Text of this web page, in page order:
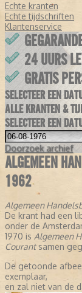
Echte kranten
Echte tijdschriften
Klantenservice
24 UURS
GRATIS
SELECTEER EEN
ALLE KRANTEN &
SELECTEER EEN
Doorzoek archief
ALGEMEEN
1962
Algemeen
De krant had een
onder de
1970 is Algemeen
Courantsamen
De getoonde
exemplaar,
en zal niet van de